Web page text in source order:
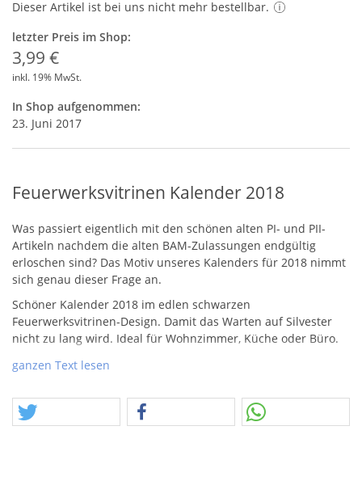
Dieser Artikel ist bei uns nicht mehr bestellbar.
letzter Preis im Shop:
3,99 €
inkl. 19% MwSt.
In Shop aufgenommen:
23. Juni 2017
Feuerwerksvitrinen Kalender 2018
Was passiert eigentlich mit den schönen alten PI- und PII-
Artikeln nachdem die alten BAM-Zulassungen endgültig
erloschen sind? Das Motiv unseres Kalenders für 2018 nimmt
sich genau dieser Frage an.
Schöner Kalender 2018 im edlen schwarzen
Feuerwerksvitrinen-Design. Damit das Warten auf Silvester
nicht zu lang wird. Ideal für Wohnzimmer, Küche oder Büro.
Hinweis zur Bestellung: Wenn Sie eine separate Bestellung
Post an Sie schicken. Bei Bestellung zusammen mit
Feuerwerksartikeln, erhalten Sie den Kalender am Jahresende
mit Ihrer Gesamtbestellung.
ganzen Text lesen